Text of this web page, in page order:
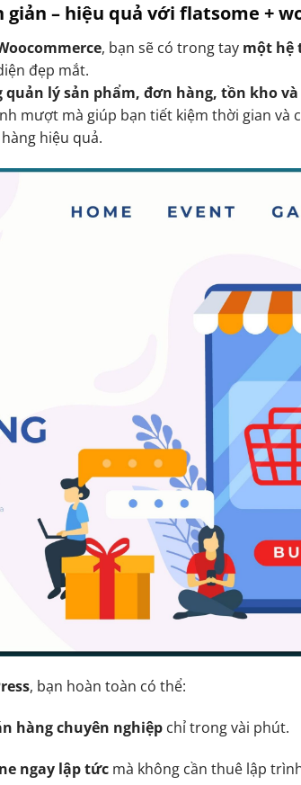
giản – hiệu quả với flatsome +
, bạn sẽ có trong tay một hệ
đẹp mắt.
quản lý sản phẩm, đơn hàng, tồn kho
mượt mà giúp bạn tiết kiệm thời gian và
hiệu quả.
, bạn hoàn toàn có thể:
hàng chuyên nghiệpchỉ trong vài phút.
ngay lập tứcmà không cần thuê lập